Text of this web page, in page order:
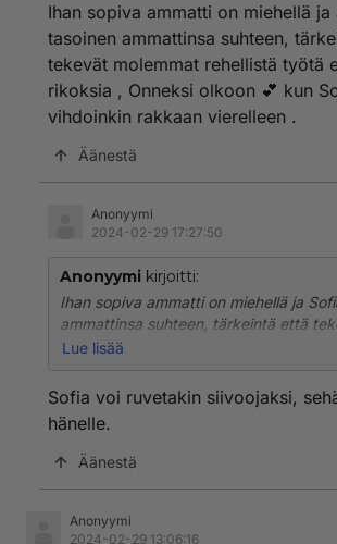
Ihan sopiva ammatti on miehellä ja
tasoinen ammattinsa suhteen,
tekevät molemmat rehellistä työtä
rikoksia , Onneksi olkoon 💕 kun
vihdoinkin rakkaan vierelleen .
Äänestä
Anonyymi
2024-02-29 17:27:50
Anonyymi kirjoitti:
Ihan sopiva ammatti on miehellä ja
ammattinsa suhteen, tärkeintä että
rehellistä työtä eivätkä rikoksia ,
Lue lisää
Sofia voi ruvetakin siivoojaksi,
hänelle.
Äänestä
Anonyymi
2024-02-29 13:06:16